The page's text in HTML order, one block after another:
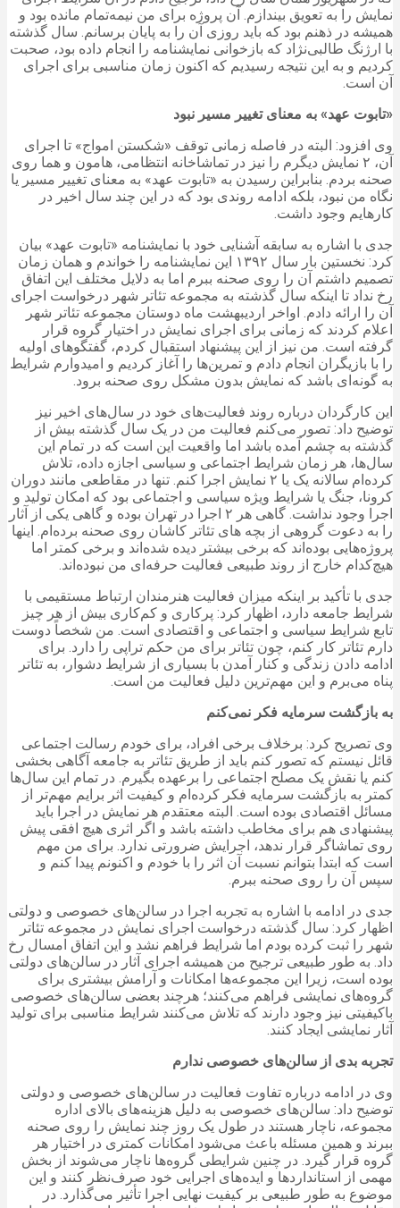
نمایش را به تعویق بیندازم. آن پروژه برای من نیمه‌تمام مانده بود و
همیشه در ذهنم بود که باید روزی آن را به پایان برسانم. سال گذشته
با ارژنگ طالبی‌نژاد که بازخوانی نمایشنامه را انجام داده بود، صحبت
کردیم و به این نتیجه رسیدیم که اکنون زمان مناسبی برای اجرای
آن است.
«تابوت عهد» به معنای تغییر مسیر نبود
وی افزود: البته در فاصله زمانی توقف «شکستن امواج» تا اجرای
آن، ۲ نمایش دیگرم را نیز در تماشاخانه انتظامی، هامون و هما روی
صحنه بردم. بنابراین رسیدن به «تابوت عهد» به معنای تغییر مسیر یا
نگاه من نبود، بلکه ادامه روندی بود که در این چند سال‌ اخیر در
کارهایم وجود داشت.
جدی با اشاره به سابقه آشنایی خود با نمایشنامه «تابوت عهد» بیان
کرد: نخستین بار سال ۱۳۹۲ این نمایشنامه را خواندم و همان زمان
تصمیم داشتم آن را روی صحنه ببرم اما به دلایل مختلف این اتفاق
رخ نداد تا اینکه سال گذشته به مجموعه تئاتر شهر درخواست اجرای
آن را ارائه دادم. اواخر اردیبهشت ماه دوستان مجموعه تئاتر شهر
اعلام کردند که زمانی برای اجرای نمایش در اختیار گروه قرار
گرفته است. من نیز از این پیشنهاد استقبال کردم، گفتگوهای اولیه
را با بازیگران انجام دادم و تمرین‌ها را آغاز کردیم و امیدوارم شرایط
به گونه‌ای باشد که نمایش بدون مشکل روی صحنه برود.
این کارگردان درباره روند فعالیت‌های خود در سال‌های اخیر نیز
توضیح داد: تصور می‌کنم فعالیت من در یک سال گذشته بیش از
گذشته به چشم آمده باشد اما واقعیت این است که در تمام این
سال‌ها، هر زمان شرایط اجتماعی و سیاسی اجازه داده، تلاش
کرده‌ام سالانه یک یا ۲ نمایش اجرا کنم. تنها در مقاطعی مانند دوران
کرونا، جنگ یا شرایط ویژه سیاسی و اجتماعی بود که امکان تولید و
اجرا وجود نداشت. گاهی هر ۲ اجرا در تهران بوده و گاهی یکی از آثار
را به دعوت گروهی از بچه های تئاتر کاشان روی صحنه برده‌ام. اینها
پروژه‌هایی بوده‌اند که برخی بیشتر دیده شده‌اند و برخی کمتر اما
هیچ‌کدام خارج از روند طبیعی فعالیت حرفه‌ای من نبوده‌اند.
جدی با تأکید بر اینکه میزان فعالیت هنرمندان ارتباط مستقیمی با
شرایط جامعه دارد، اظهار کرد: پرکاری و کم‌کاری بیش از هر چیز
تابع شرایط سیاسی و اجتماعی و اقتصادی است. من شخصاً دوست
دارم تئاتر کار کنم، چون تئاتر برای من حکم تراپی را دارد. برای
ادامه دادن زندگی و کنار آمدن با بسیاری از شرایط دشوار، به تئاتر
پناه می‌برم و این مهم‌ترین دلیل فعالیت من است.
به بازگشت سرمایه فکر نمی‌کنم
وی تصریح کرد: برخلاف برخی افراد، برای خودم رسالت اجتماعی
قائل نیستم که تصور کنم باید از طریق تئاتر به جامعه آگاهی بخشی
کنم یا نقش یک مصلح اجتماعی را برعهده بگیرم. در تمام این سال‌ها
کمتر به بازگشت سرمایه فکر کرده‌ام و کیفیت اثر برایم مهم‌تر از
مسائل اقتصادی بوده است. البته معتقدم هر نمایش در اجرا باید
پیشنهادی هم برای مخاطب داشته باشد و اگر اثری هیچ افقی پیش
روی تماشاگر قرار ندهد، اجرایش ضرورتی ندارد. برای من مهم
است که ابتدا بتوانم نسبت آن اثر را با خودم و اکنونم پیدا کنم و
سپس آن را روی صحنه ببرم.
جدی در ادامه با اشاره به تجربه اجرا در سالن‌های خصوصی و دولتی
اظهار کرد: سال گذشته درخواست اجرای نمایش در مجموعه تئاتر
شهر را ثبت کرده بودم اما شرایط فراهم نشد و این اتفاق امسال رخ
داد. به طور طبیعی ترجیح من همیشه اجرای آثار در سالن‌های دولتی
بوده است، زیرا این مجموعه‌ها امکانات و آرامش بیشتری برای
گروه‌های نمایشی فراهم می‌کنند؛ هرچند بعضی سالن‌های خصوصی
باکیفیتی نیز وجود دارند که تلاش می‌کنند شرایط مناسبی برای تولید
آثار نمایشی ایجاد کنند.
تجربه‌ بدی از سالن‌های خصوصی ندارم
وی در ادامه درباره تفاوت فعالیت در سالن‌های خصوصی و دولتی
توضیح داد: سالن‌های خصوصی به دلیل هزینه‌های بالای اداره
مجموعه، ناچار هستند در طول یک روز چند نمایش را روی صحنه
ببرند و همین مسئله باعث می‌شود امکانات کمتری در اختیار هر
گروه قرار گیرد. در چنین شرایطی گروه‌ها ناچار می‌شوند از بخش
مهمی از استانداردها و ایده‌های اجرایی خود صرف‌نظر کنند و این
موضوع به طور طبیعی بر کیفیت نهایی اجرا تأثیر می‌گذارد. در